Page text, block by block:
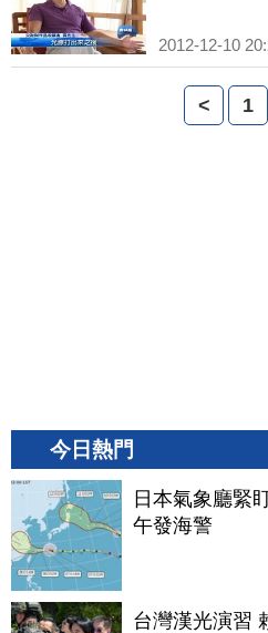
2012-12-10
< 1
今日熱門
日本氣象廳緊
午發海警
台灣漢光演習